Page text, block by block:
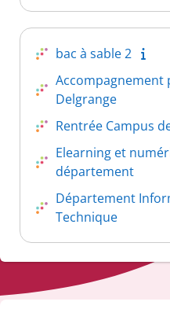
bac à sable 2
Accompagnement
Delgrange
Rentrée Campus
Elearning et
département
Département
Technique